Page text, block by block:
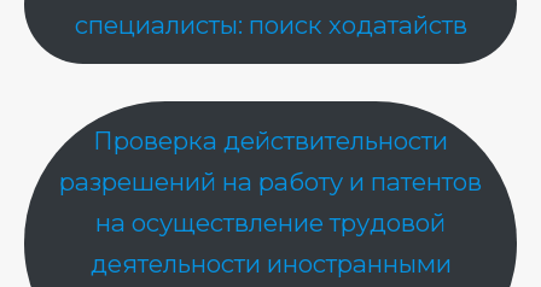
специалисты: поиск ходатайств
Проверка действительности
разрешений на работу и патентов
на осуществление трудовой
деятельности иностранными